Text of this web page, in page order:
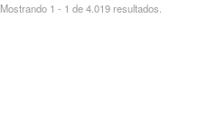
Mostrando 1 - 1 de 4.019 resultados.